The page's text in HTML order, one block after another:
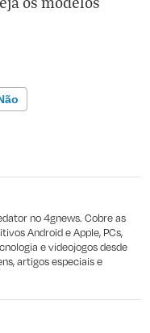
no 4gnews. Cobre as
Android e Apple, PCs,
e videojogos desde
artigos especiais e